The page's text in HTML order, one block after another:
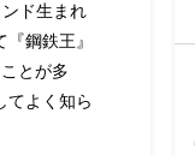
ド生まれ
鋼鉄王』
とが多
てよく知ら